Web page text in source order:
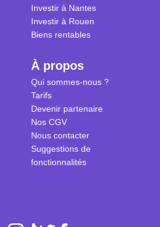
Investir à Nantes
Investir à Rouen
Biens rentables
À propos
Qui sommes-nous ?
Tarifs
Devenir partenaire
Nos CGV
Nous contacter
Suggestions de
fonctionnalités